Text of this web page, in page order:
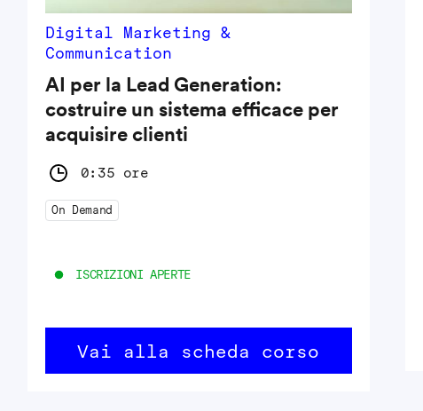
Digital Marketing &
Communication
AI per la Lead Generation:
costruire un sistema efficace per
acquisire clienti
0:35 ore
On Demand
ISCRIZIONI APERTE
Vai alla scheda corso